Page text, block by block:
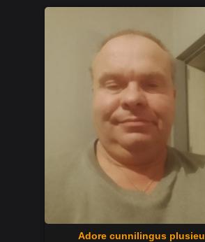
Adore cunnilingus